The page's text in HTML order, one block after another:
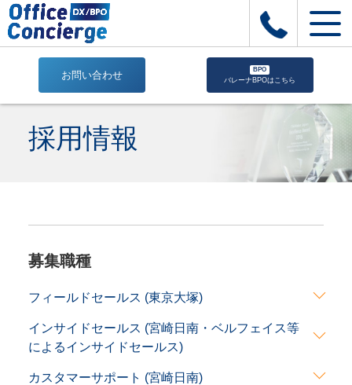
採
Office
お問い合わせ BPO
バレーナBPOはこちら
採用情報
募集職種
フィールドセールス (東京大塚)
インサイドセールス (宮崎日南・ベルフェイス等
によるインサイドセールス)
カスタマーサポート (宮崎日南)